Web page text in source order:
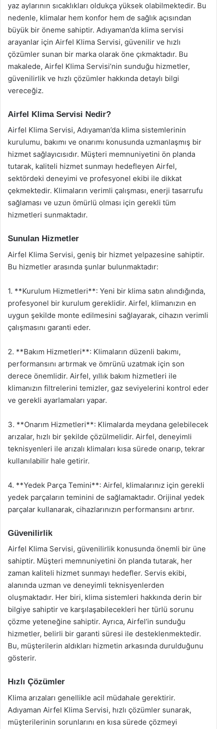
yaz aylarının sıcaklıkları oldukça yüksek olabilmektedir. Bu
nedenle, klimalar hem konfor hem de sağlık açısından
büyük bir öneme sahiptir. Adıyaman’da klima servisi
arayanlar için Airfel Klima Servisi, güvenilir ve hızlı
çözümler sunan bir marka olarak öne çıkmaktadır. Bu
makalede, Airfel Klima Servisi’nin sunduğu hizmetler,
güvenilirlik ve hızlı çözümler hakkında detaylı bilgi
vereceğiz.
Airfel Klima Servisi Nedir?
Airfel Klima Servisi, Adıyaman’da klima sistemlerinin
kurulumu, bakımı ve onarımı konusunda uzmanlaşmış bir
hizmet sağlayıcısıdır. Müşteri memnuniyetini ön planda
tutarak, kaliteli hizmet sunmayı hedefleyen Airfel,
sektördeki deneyimi ve profesyonel ekibi ile dikkat
çekmektedir. Klimaların verimli çalışması, enerji tasarrufu
sağlaması ve uzun ömürlü olması için gerekli tüm
hizmetleri sunmaktadır.
Sunulan Hizmetler
Airfel Klima Servisi, geniş bir hizmet yelpazesine sahiptir.
Bu hizmetler arasında şunlar bulunmaktadır:
1. **Kurulum Hizmetleri**: Yeni bir klima satın alındığında,
profesyonel bir kurulum gereklidir. Airfel, klimanızın en
uygun şekilde monte edilmesini sağlayarak, cihazın verimli
çalışmasını garanti eder.
2. **Bakım Hizmetleri**: Klimaların düzenli bakımı,
performansını artırmak ve ömrünü uzatmak için son
derece önemlidir. Airfel, yıllık bakım hizmetleri ile
klimanızın filtrelerini temizler, gaz seviyelerini kontrol eder
ve gerekli ayarlamaları yapar.
3. **Onarım Hizmetleri**: Klimalarda meydana gelebilecek
arızalar, hızlı bir şekilde çözülmelidir. Airfel, deneyimli
teknisyenleri ile arızalı klimaları kısa sürede onarıp, tekrar
kullanılabilir hale getirir.
4. **Yedek Parça Temini**: Airfel, klimalarınız için gerekli
yedek parçaların teminini de sağlamaktadır. Orijinal yedek
parçalar kullanarak, cihazlarınızın performansını artırır.
Güvenilirlik
Airfel Klima Servisi, güvenilirlik konusunda önemli bir üne
sahiptir. Müşteri memnuniyetini ön planda tutarak, her
zaman kaliteli hizmet sunmayı hedefler. Servis ekibi,
alanında uzman ve deneyimli teknisyenlerden
oluşmaktadır. Her biri, klima sistemleri hakkında derin bir
bilgiye sahiptir ve karşılaşabilecekleri her türlü sorunu
çözme yeteneğine sahiptir. Ayrıca, Airfel’in sunduğu
hizmetler, belirli bir garanti süresi ile desteklenmektedir.
Bu, müşterilerin aldıkları hizmetin arkasında durulduğunu
gösterir.
Hızlı Çözümler
Klima arızaları genellikle acil müdahale gerektirir.
Adıyaman Airfel Klima Servisi, hızlı çözümler sunarak,
müşterilerinin sorunlarını en kısa sürede çözmeyi